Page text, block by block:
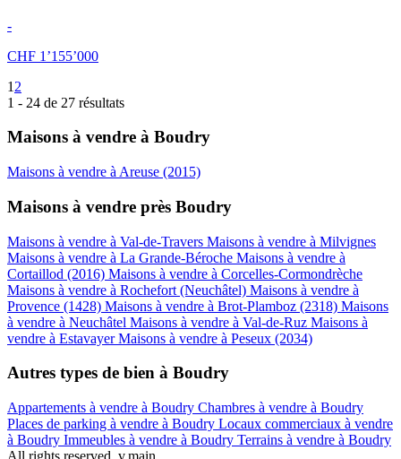
-
CHF 1’155’000
1 2
1 - 24 de 27 résultats
Maisons à vendre à Boudry
Maisons à vendre à Areuse (2015)
Maisons à vendre près Boudry
Maisons à vendre à Val-de-Travers Maisons à vendre à Milvignes
Maisons à vendre à La Grande-Béroche Maisons à vendre à
Cortaillod (2016) Maisons à vendre à Corcelles-Cormondrèche
Maisons à vendre à Rochefort (Neuchâtel) Maisons à vendre à
Provence (1428) Maisons à vendre à Brot-Plamboz (2318) Maisons
à vendre à Neuchâtel Maisons à vendre à Val-de-Ruz Maisons à
vendre à EstavayerMaisons à vendre à Peseux (2034)
Autres types de bien à Boudry
Appartements à vendre à Boudry Chambres à vendre à Boudry
Places de parking à vendre à Boudry Locaux commerciaux à vendre
à Boudry Immeubles à vendre à Boudry Terrains à vendre à Boudry
All rights reserved. v.main